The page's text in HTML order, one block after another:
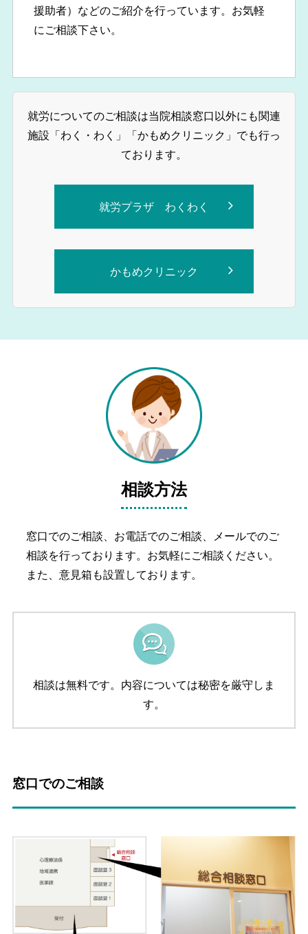
援助者）などのご紹介を行っています。お気軽
にご相談下さい。
就労についてのご相談は当院相談窓口以外にも関連
施設「わく・わく」「かもめクリニック」でも行っ
ております。
就労プラザ わくわく
かもめクリニック
相談方法
窓口でのご相談、お電話でのご相談、メールでのご
相談を行っております。お気軽にご相談ください。
また、意見箱も設置しております。
相談は無料です。 内容については秘密を厳守しま
す。
窓口でのご相談